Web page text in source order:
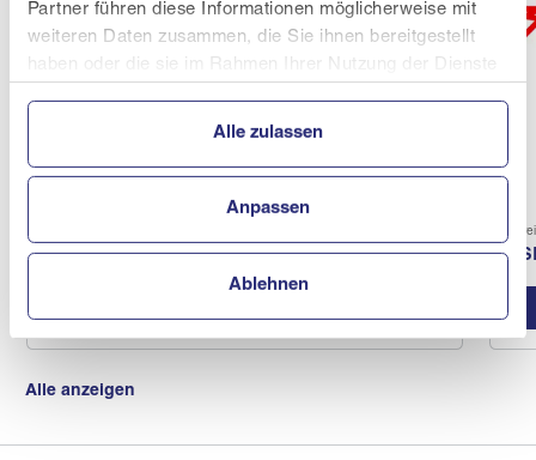
Partner führen diese Informationen möglicherweise mit
weiteren Daten zusammen, die Sie ihnen bereitgestellt
Alle zulassen
Anpassen
Ablehnen
ASKÖ Bad Goisern
Alle anzeigen